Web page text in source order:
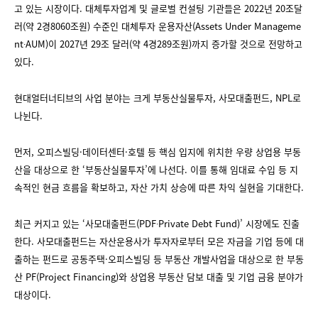
고 있는 시장이다. 대체투자업계 및 글로벌 컨설팅 기관들은 2022년 20조달
러(약 2경8060조원) 수준인 대체투자 운용자산(Assets Under Manageme
nt∙AUM)이 2027년 29조 달러(약 4경289조원)까지 증가할 것으로 전망하고
있다.
현대얼터너티브의 사업 분야는 크게 부동산실물투자, 사모대출펀드, NPL로
나뉜다.
먼저, 오피스빌딩·데이터센터·호텔 등 핵심 입지에 위치한 우량 상업용 부동
산을 대상으로 한 ‘부동산실물투자’에 나선다. 이를 통해 임대료 수입 등 지
속적인 현금 흐름을 확보하고, 자산 가치 상승에 따른 차익 실현을 기대한다.
최근 커지고 있는 ‘사모대출펀드(PDF∙Private Debt Fund)’ 시장에도 진출
한다. 사모대출펀드는 자산운용사가 투자자로부터 모은 자금을 기업 등에 대
출하는 펀드로 공동주택·오피스빌딩 등 부동산 개발사업을 대상으로 한 부동
산 PF(Project Financing)와 상업용 부동산 담보 대출 및 기업 금융 분야가
대상이다.